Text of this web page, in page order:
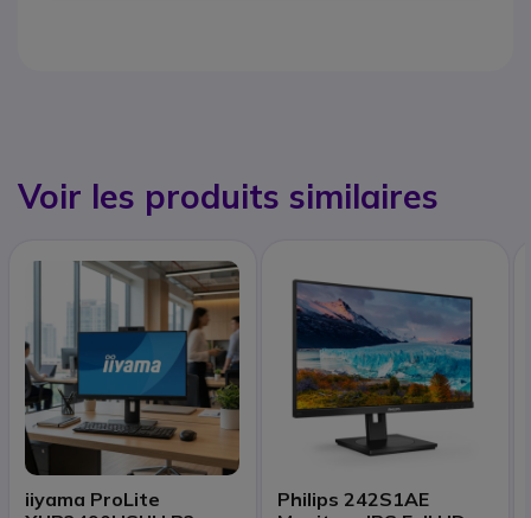
Voir les produits similaires
iiyama ProLite
Philips 242S1AE